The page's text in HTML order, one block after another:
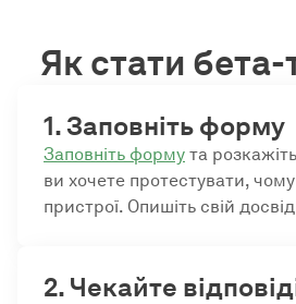
Як стати
1. Заповніть форму
Заповніть форму та
ви хочете протестувати,
пристрої. Опишіть свій
2. Чекайте